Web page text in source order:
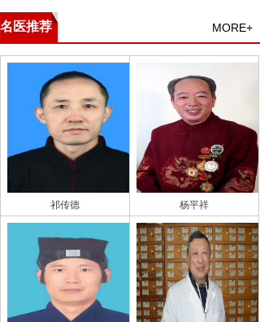
名医推荐 MORE+
祁传德 杨平祥